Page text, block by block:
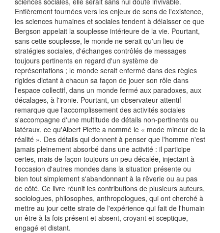
Entièrement tournées vers les enjeux de sens de l'existence,
les sciences humaines et sociales tendent à délaisser ce que
Bergson appelait la souplesse intérieure de la vie. Pourtant,
sans cette souplesse, le monde ne serait qu'un lieu de
stratégies sociales, d'échanges contrôlés de messages
toujours pertinents en regard d'un système de
représentations ; le monde serait enfermé dans des règles
rigides dictant à chacun sa façon de jouer son rôle dans
l'espace collectif, dans un monde fermé aux paradoxes, aux
décalages, à l'ironie. Pourtant, un observateur attentif
remarque que l'accomplissement des activités sociales
s'accompagne d'une multitude de détails non-pertinents ou
latéraux, ce qu'Albert Piette a nommé le « mode mineur de la
réalité ». Des détails qui donnent à penser que l'homme n'est
jamais pleinement absorbé dans une activité : il participe
certes, mais de façon toujours un peu décalée, injectant à
l'occasion d'autres mondes dans la situation présente ou
bien tout simplement s'abandonnant à la rêverie ou au pas
de côté. Ce livre réunit les contributions de plusieurs auteurs,
sociologues, philosophes, anthropologues, qui ont cherché à
mettre au jour cette strate de l'expérience qui fait de l'humain
un être à la fois présent et absent, croyant et sceptique,
engagé et distant.